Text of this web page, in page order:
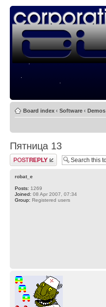
Board index ‹ Software ‹ Demos
Пятница 13
Post a reply
robat_e
Posts: 1269
Joined: 08 Apr 2007, 07:34
Group: Registered users